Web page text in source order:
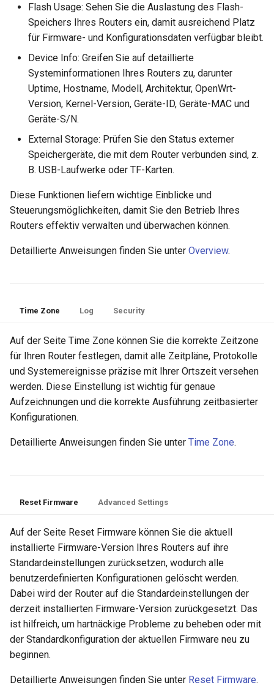
Flash Usage: Sehen Sie die Auslastung des Flash-
Speichers Ihres Routers ein, damit ausreichend Platz
für Firmware- und Konfigurationsdaten verfügbar bleibt.
Device Info: Greifen Sie auf detaillierte
Systeminformationen Ihres Routers zu, darunter
Uptime, Hostname, Modell, Architektur, OpenWrt-
Version, Kernel-Version, Geräte-ID, Geräte-MAC und
Geräte-S/N.
External Storage: Prüfen Sie den Status externer
Speichergeräte, die mit dem Router verbunden sind, z.
B. USB-Laufwerke oder TF-Karten.
Diese Funktionen liefern wichtige Einblicke und
Steuerungsmöglichkeiten, damit Sie den Betrieb Ihres
Routers effektiv verwalten und überwachen können.
Detaillierte Anweisungen finden Sie unter Overview.
Time Zone Log Security
Auf der Seite Time Zone können Sie die korrekte Zeitzone
für Ihren Router festlegen, damit alle Zeitpläne, Protokolle
und Systemereignisse präzise mit Ihrer Ortszeit versehen
werden. Diese Einstellung ist wichtig für genaue
Aufzeichnungen und die korrekte Ausführung zeitbasierter
Konfigurationen.
Detaillierte Anweisungen finden Sie unter Time Zone.
Reset Firmware Advanced Settings
Auf der Seite Reset Firmware können Sie die aktuell
installierte Firmware-Version Ihres Routers auf ihre
Standardeinstellungen zurücksetzen, wodurch alle
benutzerdefinierten Konfigurationen gelöscht werden.
Dabei wird der Router auf die Standardeinstellungen der
derzeit installierten Firmware-Version zurückgesetzt. Das
ist hilfreich, um hartnäckige Probleme zu beheben oder mit
der Standardkonfiguration der aktuellen Firmware neu zu
beginnen.
Detaillierte Anweisungen finden Sie unter Reset Firmware.